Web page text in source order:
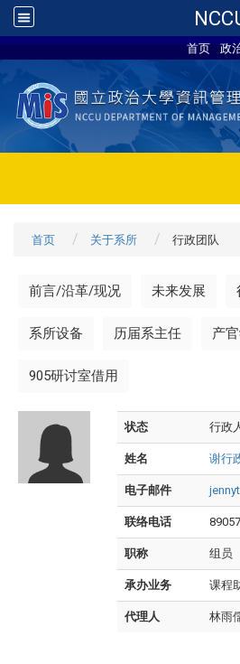
首页 政
首页 关于系所 行政团队
前言/沿革/现况 未来发展
系所设备 历届系主任 产
905研讨室借用
状态 行政
姓名 谢行
电子邮件
联络电话 89057
职称 组员
承办业务 课程
代理人 林雨